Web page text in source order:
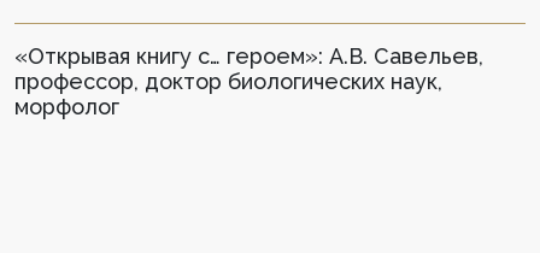
«Открывая книгу с… героем»: А.В. Савельев,
профессор, доктор биологических наук,
морфолог